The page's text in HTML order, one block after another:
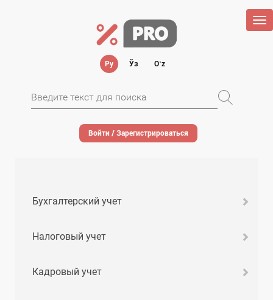
Ру Ўз Oʻz
Войти / Зарегистрироваться
Бухгалтерский учет
Налоговый учет
Кадровый учет